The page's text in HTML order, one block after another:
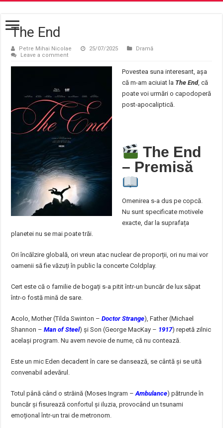
The End
Petre Mihai Nicolae 25/07/2025
Dramă
Leave a comment
Povestea suna interesant, așa
că m-am aciuiat la The End, că
poate voi urmări o capodoperă
post-apocaliptică.
The End
– Premisă
Omenirea s-a dus pe copcă.
Nu sunt specificate motivele
exacte, dar la suprafața
planetei nu se mai poate trăi.
Ori încălzire globală, ori vreun atac nuclear de proporții, ori nu mai vor
oamenii să fie văzuți în public la concerte Coldplay.
Cert este că o familie de bogați s-a pitit într-un buncăr de lux săpat
într-o fostă mină de sare.
Acolo, Mother (Tilda Swinton –Doctor Strange), Father (Michael
Shannon –Man of Steel) și Son (George MacKay – 1917) repetă zilnic
același program. Nu avem nevoie de nume, că nu contează.
Este un mic Eden decadent în care se dansează, se cântă și se uită
convenabil adevărul.
Totul până când o străină (Moses Ingram –Ambulance) pătrunde în
buncăr și fisurează confortul și iluzia, provocând un tsunami
emoțional într-un trai de metronom.